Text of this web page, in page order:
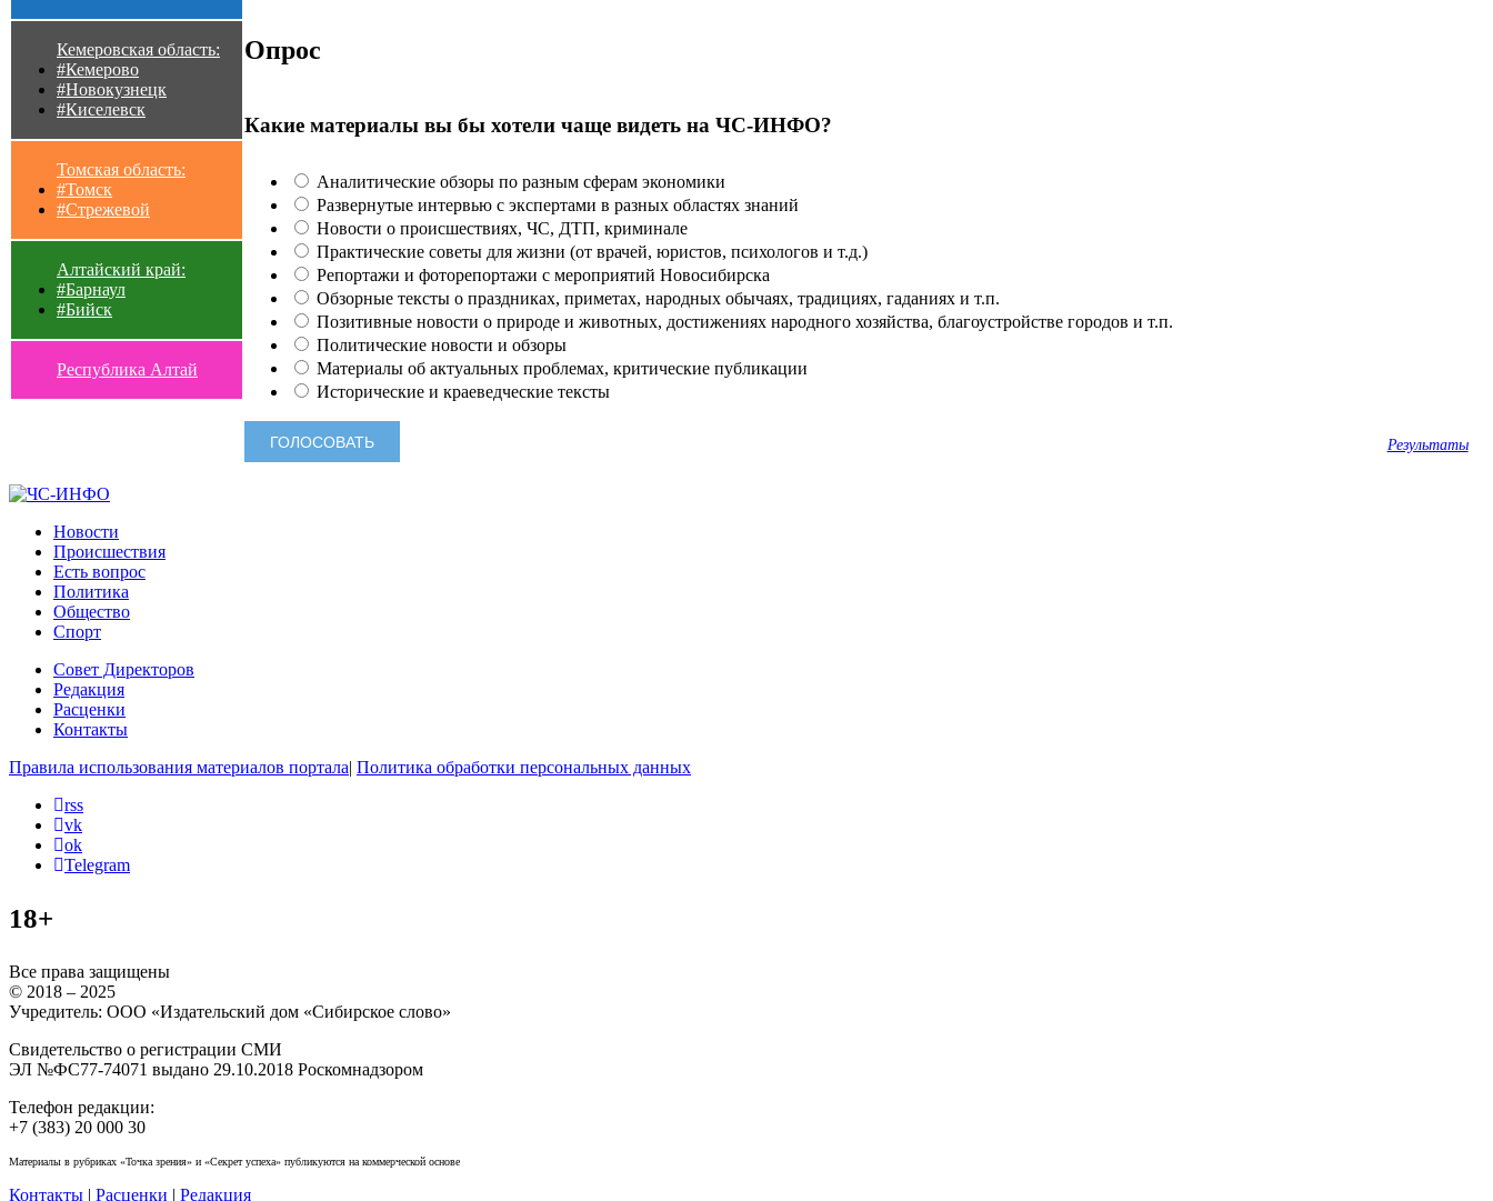
Кемеровская область:
#Кемерово
#Новокузнецк
#Киселевск
Томская область:
#Томск
#Стрежевой
Алтайский край:
#Барнаул
#Бийск
Республика Алтай
Опрос
Какие материалы вы бы хотели чаще видеть на ЧС-ИНФО?
Аналитические обзоры по разным сферам экономики
Развернутые интервью с экспертами в разных областях знаний
Новости о происшествиях, ЧС, ДТП, криминале
Практические советы для жизни (от врачей, юристов, психологов и т.д.)
Репортажи и фоторепортажи с мероприятий Новосибирска
Обзорные тексты о праздниках, приметах, народных обычаях, традициях, гаданиях и т.п.
Позитивные новости о природе и животных, достижениях народного хозяйства, благоустройстве городов и т.п.
Политические новости и обзоры
Материалы об актуальных проблемах, критические публикации
Исторические и краеведческие тексты
Результаты
Новости
Происшествия
Есть вопрос
Политика
Общество
Спорт
Совет Директоров
Редакция
Расценки
Контакты
Правила использования материалов портала| Политика обработки персональных данных
rss
vk
ok
Telegram
18+
Все права защищены
© 2018 – 2025
Учредитель: ООО «Издательский дом «Сибирское слово»
Свидетельство о регистрации СМИ
ЭЛ №ФС77-74071 выдано 29.10.2018 Роскомнадзором
Телефон редакции:
+7 (383) 20 000 30
Материалы в рубриках «Точка зрения» и «Секрет успеха» публикуются на коммерческой основе
Контакты | Расценки | Редакция